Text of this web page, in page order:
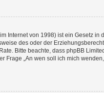
Internet von 1998) ist ein Gesetz in
des oder der
Bitte beachte, dass phpBB
Frage „An wen soll ich mich